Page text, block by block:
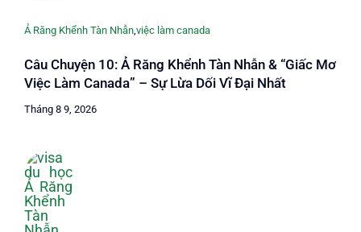
Ả Răng Khểnh Tàn Nhẫn việc làm canada
Câu Chuyện 10: Ả Răng Khểnh Tàn Nhẫn & “Giấc Mơ
Việc Làm Canada” – Sự Lừa Dối Vĩ Đại Nhất
Tháng 8 9, 2026